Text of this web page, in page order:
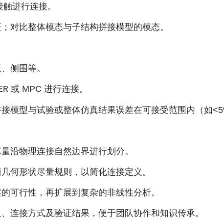
进行连接。
对比整体模态与子结构拼接模型的模态。
侧围等。
或 MPC 进行连接。
模型与试验或整体仿真结果误差在可接受范围内（如
沿物理连接自然边界进行划分。
何形状尽量规则，以简化连接定义。
可行性，再扩展到复杂的非线性分析。
连接方式及验证结果，便于团队协作和知识传承。